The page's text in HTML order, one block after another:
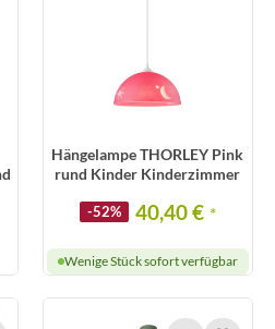
Hängelampe THORLEY Pink
rund Kinder Kinderzimmer
-52% 40,40 € *
Wenige Stück sofort verfügbar